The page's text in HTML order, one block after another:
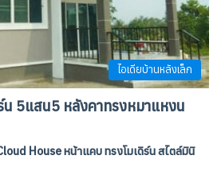
ไอเดียบ้านหลังเล็ก
น 5แสน5 หลังคาทรงหมาแหงน
House หน้าแคบ ทรงโมเดิร์น สไตล์มินิ